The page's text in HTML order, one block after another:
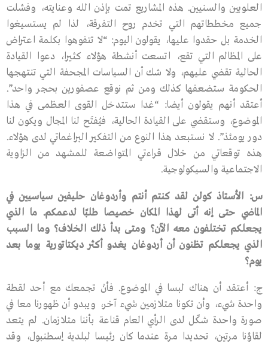
العلويين والسنيين. هذه المشاريع تمت بإذن الله وعنايته، وفشلت
جميع مخططاتهم التي تخدم روح التفرقة، لذا لم يستسيغوا
الخدمة بل حقدوا عليها، يقولون اليوم: “لا تتفوهوا بكلمة اعتراض
على المظالم التي تقع، اتسعت أنشطة هؤلاء كثيرا، دعوا القيادة
الحالية تقضي عليهم، ولا شك أن السياسات المجحفة التي تنتهجها
الحكومة ستضعفها كذلك ومن ثم نوقع عصفورين بحجر واحد”.
أعتقد أنهم يقولون أيضا: “غدا ستتدخل القوى العظمى في هذا
الموضوع، وستقضي على القيادة الحالية، فيُفتَح لنا المجال ويكون لنا
دور يومئذ”. لا نستبعد هذا النوع من التفكير البراغماتي لدى هؤلاء.
هذه توقعاتي من خلال قراءتي المتواضعة للمشهد من الزاوية
الاجتماعية والسيكولوجية.
س: الأستاذ كولن لقد كنتم أنتم وأردوغان حليفين سياسيين في
الماضي حتى إنه أتى لهذا المكان خصيصا طلبًا لدعمكم. ما الذي
يجعلكم تختلفون معه الآن؟ ومتى بدأ ذلك الخلاف؟ وما السبب
الذي يجعلكم تظنون أن أردوغان يغدو أكثر ديكتاتورية يوما بعد
يوم؟
ج: أعتقد أن هناك لبسا في الموضوع. فأنْ تجمعك مع أحد لقطة
واحدة شيء، وأن تكونا متلازمين شيء آخر، ويبدو أن ظهورنا معا في
صورة واحدة شكّل لدى الرأي العام قناعة بأننا متلازمان. لم يتعد
لقاؤنا مرتين، تحديدا مرة عندما كان رئيسا لبلدية إسطنبول، وقد